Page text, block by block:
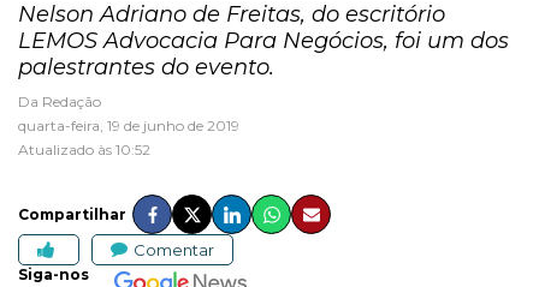
Nelson Adriano de Freitas, do escritório
LEMOS Advocacia Para Negócios, foi um dos
palestrantes do evento.
Da Redação
quarta-feira, 19 de junho de 2019
Atualizado às 10:52
Compartilhar
Comentar
Siga-nos